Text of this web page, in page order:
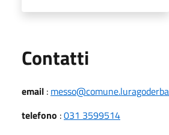
Contatti
email :
telefono :031 3599514